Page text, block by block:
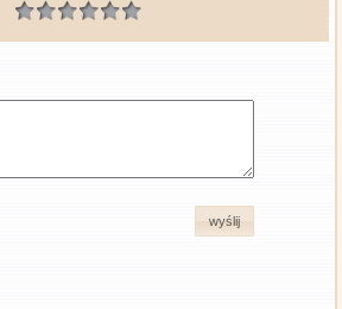
wyślij